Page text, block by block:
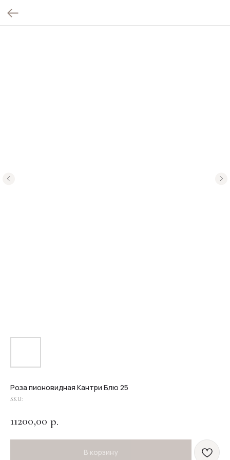
Роза пионовидная Кантри Блю 25
SKU:
11200,00 р.
В корзину